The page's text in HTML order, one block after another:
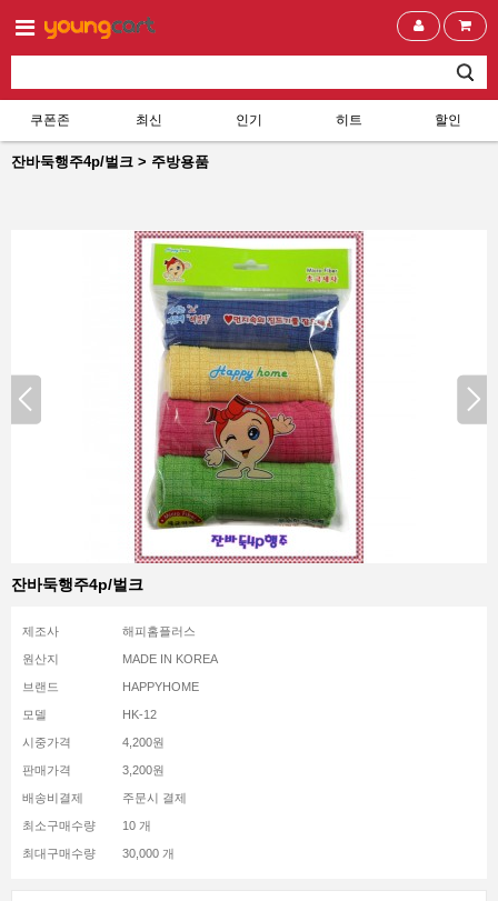
쿠폰존 최신 인기 히트 할인
잔바둑행주4p/벌크 > 주방용품
잔바둑행주4p/벌크
제조사 해피홈플러스
원산지 MADE IN KOREA
브랜드 HAPPYHOME
모델 HK-12
시중가격 4,200원
판매가격 3,200원
배송비결제 주문시 결제
최소구매수량 10 개
최대구매수량 30,000 개